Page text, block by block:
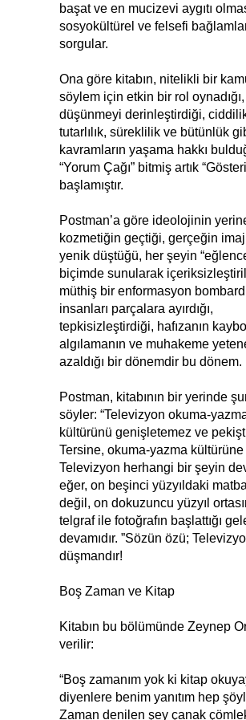
başat ve en mucizevi aygıtı
sosyokültürel ve felsefi
sorgular.
Ona göre kitabın, nitelikli bir
söylem için etkin bir rol oynadığı,
düşünmeyi derinleştirdiği,
tutarlılık, süreklilik ve bütünlük
kavramların yaşama hakkı
“Yorum Çağı” bitmiş artık
başlamıştır.
Postman’a göre ideolojinin
kozmetiğin geçtiği, gerçeğin
yenik düştüğü, her şeyin
biçimde sunularak
müthiş bir enformasyon
insanları parçalara ayırdığı,
tepkisizleştirdiği, hafızanın
algılamanın ve muhakeme
azaldığı bir dönemdir bu dönem.
Postman, kitabının bir yerinde
söyler: “Televizyon okuma-
kültürünü genişletemez ve
Tersine, okuma-yazma kültürüne
Televizyon herhangi bir şeyin
eğer, on beşinci yüzyıldaki
değil, on dokuzuncu yüzyıl
telgraf ile fotoğrafın başlattığı
devamıdır. ”Sözün özü;
düşmandır!
Boş Zaman ve Kitap
Kitabın bu bölümünde Zeynep
verilir:
“Boş zamanım yok ki kitap
diyenlere benim yanıtım hep
Zaman denilen şey çanak